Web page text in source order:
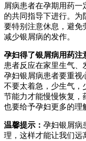
屑病患者在孕期用药
的共同指导下进行。为
要特别注意休息，避免
减少银屑病的发作。
孕妇得了银屑病用药注
患者反应在家里生气
孕妇银屑病患者要重视
不要太着急，少生气，
节能力才能慢慢恢复，
也要给予孕妇更多的理
温馨提示： 孕妇银屑病
理，这样才能让我们远